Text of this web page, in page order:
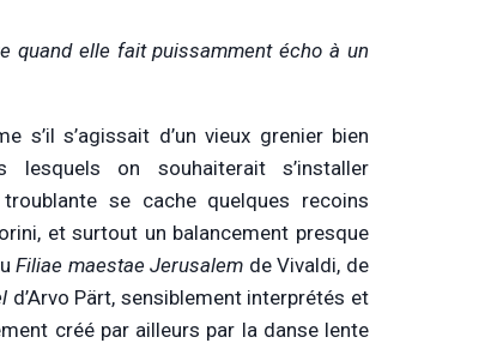
quand elle fait puissamment écho à un
s’il s’agissait d’un vieux grenier bien
lesquels on souhaiterait s’installer
se cache quelques recoins
et surtout un balancement presque
Filiae maestae Jerusalem de Vivaldi, de
d’Arvo Pärt, sensiblement interprétés et
créé par ailleurs par la danse lente